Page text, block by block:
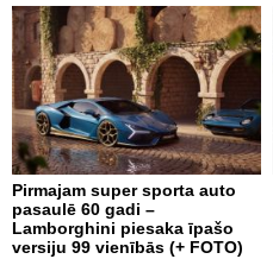
Pirmajam super sporta auto
pasaulē 60 gadi –
Lamborghini piesaka īpašo
versiju 99 vienībās (+ FOTO)